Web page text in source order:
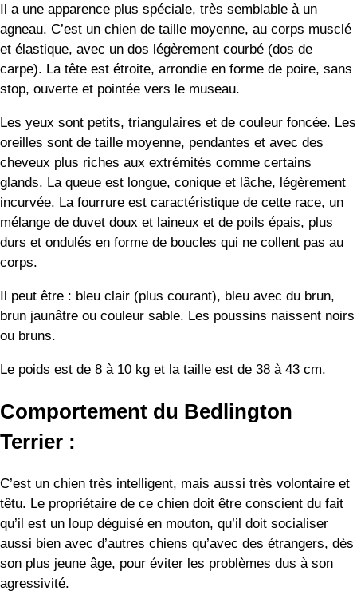
Il a une apparence plus spéciale, très semblable à un
agneau. C’est un chien de taille moyenne, au corps musclé
et élastique, avec un dos légèrement courbé (dos de
carpe). La tête est étroite, arrondie en forme de poire, sans
stop, ouverte et pointée vers le museau.
Les yeux sont petits, triangulaires et de couleur foncée. Les
oreilles sont de taille moyenne, pendantes et avec des
cheveux plus riches aux extrémités comme certains
glands. La queue est longue, conique et lâche, légèrement
incurvée. La fourrure est caractéristique de cette race, un
mélange de duvet doux et laineux et de poils épais, plus
durs et ondulés en forme de boucles qui ne collent pas au
corps.
Il peut être : bleu clair (plus courant), bleu avec du brun,
brun jaunâtre ou couleur sable. Les poussins naissent noirs
ou bruns.
Le poids est de 8 à 10 kg et la taille est de 38 à 43 cm.
Comportement du Bedlington
Terrier :
C’est un chien très intelligent, mais aussi très volontaire et
têtu. Le propriétaire de ce chien doit être conscient du fait
qu’il est un loup déguisé en mouton, qu’il doit socialiser
aussi bien avec d’autres chiens qu’avec des étrangers, dès
son plus jeune âge, pour éviter les problèmes dus à son
agressivité.